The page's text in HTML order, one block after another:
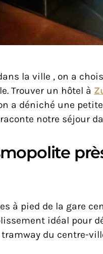
la ville , on a
Trouver un hôtel à
a déniché une
notre séjour
à pied de la gare
idéal pour
du centre-